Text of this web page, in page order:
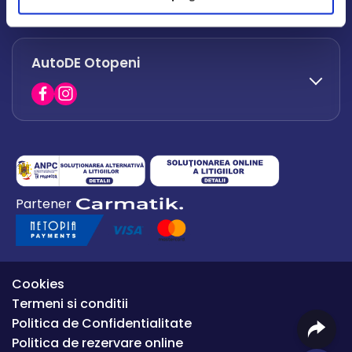
office.afumati@autode.ro
0730 063 852
0730 063 851
AutoDE Otopeni
0754 649 360
office.premium@autode.ro
Partener
Cookies
Termeni si conditii
Politica de Confidentialitate
Politica de rezervare online